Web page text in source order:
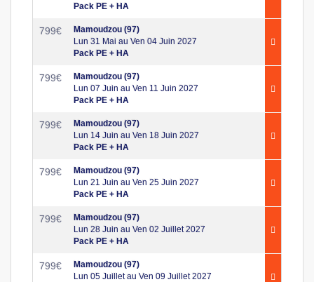
Pack PE + HA
799€
Mamoudzou (97)
Lun 31 Mai au Ven 04 Juin 2027
Pack PE + HA
799€
Mamoudzou (97)
Lun 07 Juin au Ven 11 Juin 2027
Pack PE + HA
799€
Mamoudzou (97)
Lun 14 Juin au Ven 18 Juin 2027
Pack PE + HA
799€
Mamoudzou (97)
Lun 21 Juin au Ven 25 Juin 2027
Pack PE + HA
799€
Mamoudzou (97)
Lun 28 Juin au Ven 02 Juillet 2027
Pack PE + HA
799€
Mamoudzou (97)
Lun 05 Juillet au Ven 09 Juillet 2027